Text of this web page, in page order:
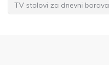
TV stolovi za dnevni